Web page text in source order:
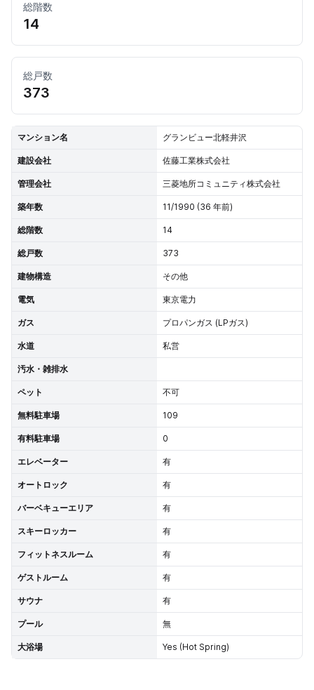
総階数
14
総戸数
373
マンション名 グランビュー北軽井沢
建設会社 佐藤工業株式会社
管理会社 三菱地所コミュニティ株式会社
築年数 11/1990 (36 年前)
総階数 14
総戸数 373
建物構造 その他
電気 東京電力
ガス プロパンガス (LPガス)
水道 私営
汚水・雑排水
ペット 不可
無料駐車場 109
有料駐車場 0
エレベーター 有
オートロック 有
バーベキューエリア 有
スキーロッカー 有
フィットネスルーム 有
ゲストルーム 有
サウナ 有
プール 無
大浴場 Yes (Hot Spring)